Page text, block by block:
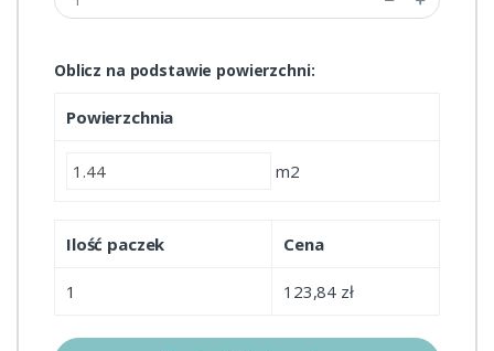
Oblicz na podstawie powierzchni:
Powierzchnia
m2
Ilość paczek Cena
1 123,84 zł